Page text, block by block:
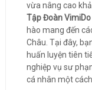
vừa nâng cao
Tập Đoàn VimiDo
hào mang đến
Châu. Tại đây,
huấn luyện tiên
nghiệp vụ sư
cá nhân một cách